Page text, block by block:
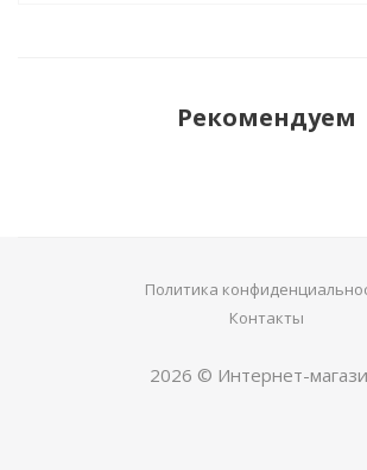
Рекомендуем
Политика
Контакты
2026 © Интернет-